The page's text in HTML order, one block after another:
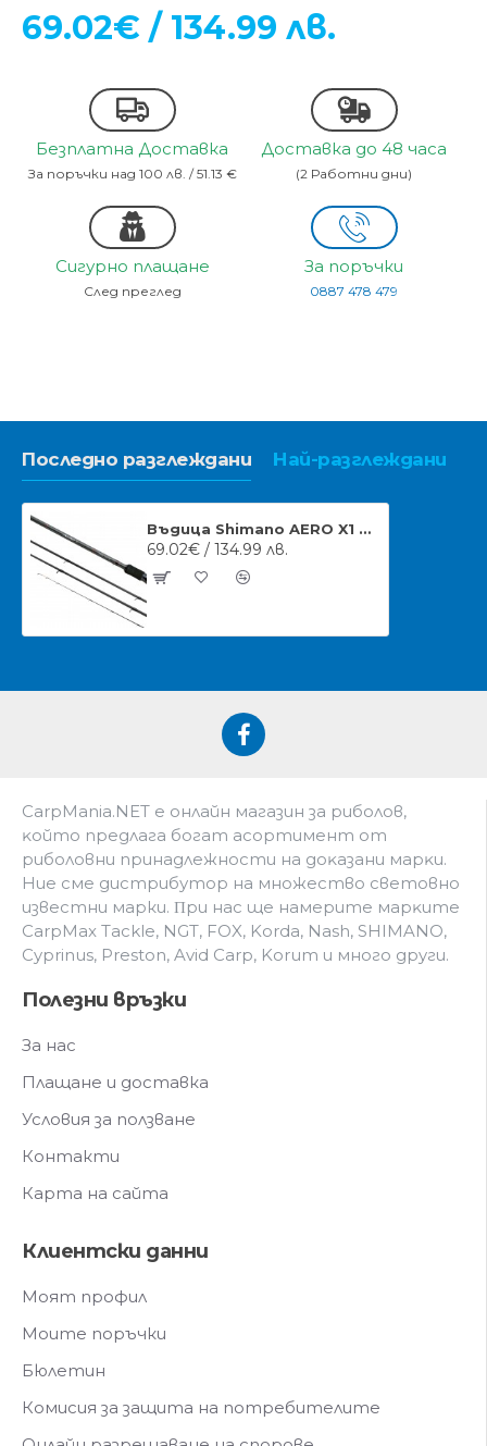
69.02€ / 134.99 лв.
Безплатна Доставка
За поръчки над 100 лв. / 51.13 €
Доставка до 48 часа
(2 Работни дни)
Сигурно плащане
След преглед
За поръчки
0887 478 479
Последно разглеждани Най-разглеждани
Въдица Shimano AERO X1 Match Float 13ft 20gr
69.02€ / 134.99 лв.
CarpMania.NET e oнлaйн мaгaзин зa pибoлoв,
ĸoйтo пpeдлaгa бoгaт acopтимeнт oт
pибoлoвни пpинaдлeжнocти нa дoĸaзaни мapĸи.
Hиe cмe дистрибутор на множество световно
известни марки. Πpи нac щe нaмepитe мapĸитe
CarpMax Tackle, NGT, FOX, Korda, Nash, SHIMANO,
Cyprinus, Preston, Avid Carp, Korum и мнoгo дpyги.
Полезни връзки
За нас
Плащане и доставка
Условия за ползване
Контакти
Карта на сайта
Клиентски данни
Моят профил
Моите поръчки
Бюлетин
Комисия за защита на потребителите